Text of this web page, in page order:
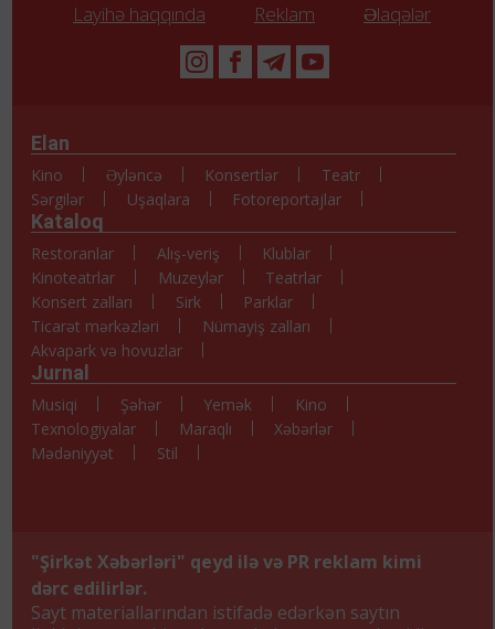
Layihə haqqında Reklam Əlaqələr
Elan
Kino Əyləncə Konsertlər
Teatr
Sərgilər
Uşaqlara Fotoreportajlar
Kataloq
Restoranlar Alış-veriş
Klublar
Kinoteatrlar
Muzeylər
Teatrlar
Konsert zalları
Sirk
Parklar
Ticarət mərkəzləri
Nümayiş zalları
Akvapark və hovuzlar
Jurnal
Musiqi Şəhər Yemək
Kino
Texnologiyalar
Maraqlı
Xəbərlər
Mədəniyyət
Stil
"Şirkət Xəbərləri" qeyd ilə və PR reklam kimi
dərc edilirlər.
Sayt materiallarından istifadə edərkən saytın